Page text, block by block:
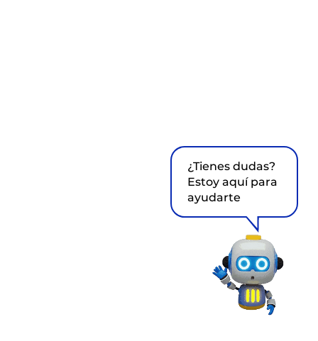
¿Tienes dudas?
Estoy aquí para
ayudarte